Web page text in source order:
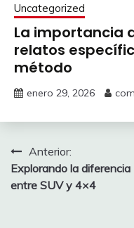
Uncategorized
La importancia
relatos
método
enero 29, 2026
Navegación
de
Anterior:
Explorando la diferencia
entre SUV y 4×4